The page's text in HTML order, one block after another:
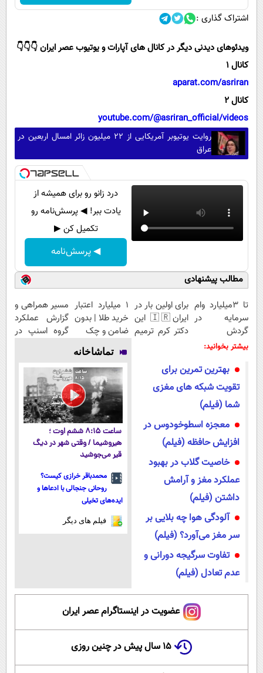
اشتراک گذاری :
ویدئوهای دیدنی دیگر در کانال های آپارات و یوتیوب عصر ایران 👇👇👇
کانال 1
aparat.com/asriran
کانال 2
youtube.com/@asriran_official/videos
روایت یوتیوبر آمریکایی از ۲۲ میلیون زائر امسال اربعین در
عراق
درد زانو رو برای همیشه از
یادت ببر! ◀ پرسش‌نامه رو
تکمیل کن ▶
◀ پرسش‌نامه
مطالب پیشنهادی
تا 3میلیارد وام
سرمایه در
گردش
فروشندگان =>
ثبت کن
برای اولین بار در
ایران🇮🇷 این
دکتر کرم ترمیم
۱ میلیارد اعتبار
خرید طلا | بدون
ضامن و چک
مسیر همراهی و
گزارش عملکرد
گروه اسنپ در
بیشتر بخوانید:
بهترین تمرین برای
تقویت شبکه های مغزی
شما (فیلم)
معجزه اسطوخودوس در
افزایش حافظه (فیلم)
خاصیت گلاب در بهبود
عملکرد مغز و آرامش
داشتن (فیلم)
آلودگی هوا چه بلایی بر
سر مغز می‌آورد؟ (فیلم)
تفاوت سرگیجه دورانی و
عدم تعادل (فیلم)
تماشاخانه
ساعت ۸:۱۵ ششم اوت ؛
هیروشیما / وقتی شهر در دیگ
قیر می‌جوشید
محمدباقر خرازی کیست؟
روحانی جنجالی با ادعاها و
ایده‌های تخیلی
فیلم های دیگر
عضویت در اینستاگرام عصر ایران
۱۵ سال پیش در چنین روزی